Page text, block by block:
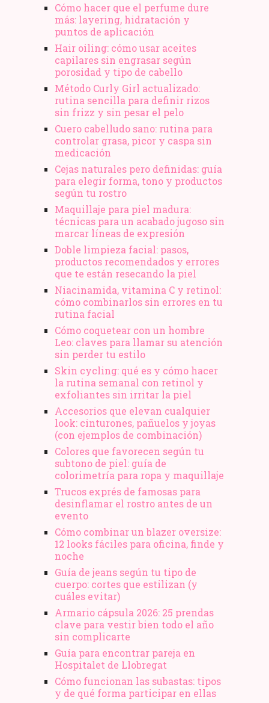
Cómo hacer que el perfume dure
más: layering, hidratación y
puntos de aplicación
Hair oiling: cómo usar aceites
capilares sin engrasar según
porosidad y tipo de cabello
Método Curly Girl actualizado:
rutina sencilla para definir rizos
sin frizz y sin pesar el pelo
Cuero cabelludo sano: rutina para
controlar grasa, picor y caspa sin
medicación
Cejas naturales pero definidas: guía
para elegir forma, tono y productos
según tu rostro
Maquillaje para piel madura:
técnicas para un acabado jugoso sin
marcar líneas de expresión
Doble limpieza facial: pasos,
productos recomendados y errores
que te están resecando la piel
Niacinamida, vitamina C y retinol:
cómo combinarlos sin errores en tu
rutina facial
Cómo coquetear con un hombre
Leo: claves para llamar su atención
sin perder tu estilo
Skin cycling: qué es y cómo hacer
la rutina semanal con retinol y
exfoliantes sin irritar la piel
Accesorios que elevan cualquier
look: cinturones, pañuelos y joyas
(con ejemplos de combinación)
Colores que favorecen según tu
subtono de piel: guía de
colorimetría para ropa y maquillaje
Trucos exprés de famosas para
desinflamar el rostro antes de un
evento
Cómo combinar un blazer oversize:
12 looks fáciles para oficina, finde y
noche
Guía de jeans según tu tipo de
cuerpo: cortes que estilizan (y
cuáles evitar)
Armario cápsula 2026: 25 prendas
clave para vestir bien todo el año
sin complicarte
Guía para encontrar pareja en
Hospitalet de Llobregat
Cómo funcionan las subastas: tipos
y de qué forma participar en ellas